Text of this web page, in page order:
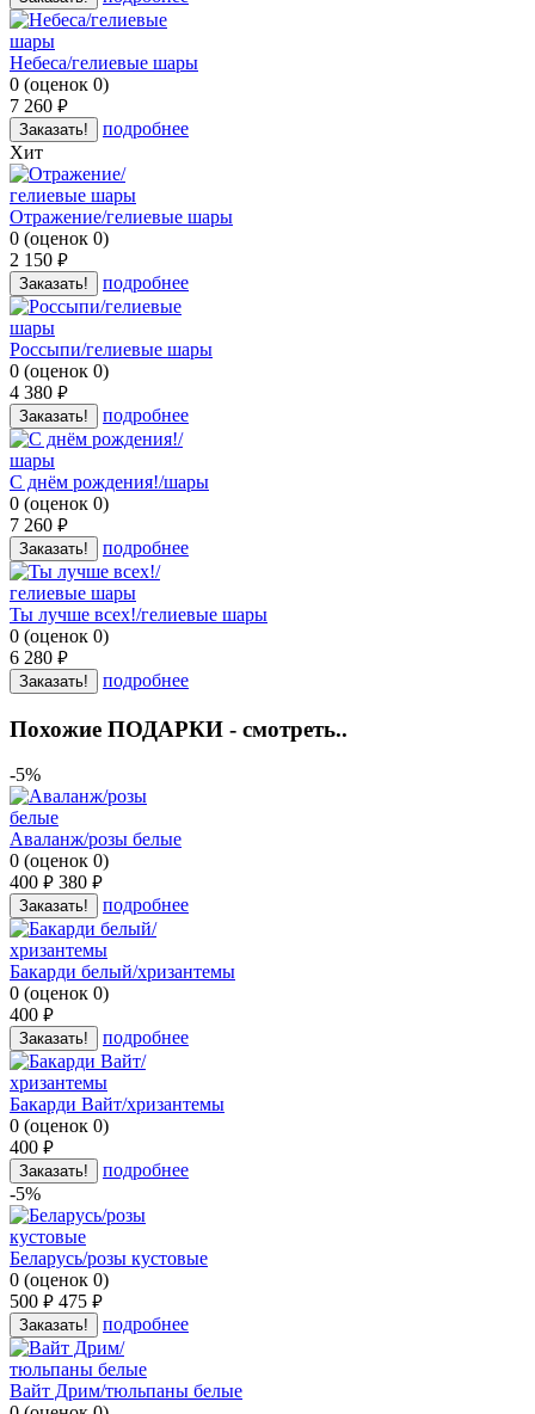
Небеса/гелиевые шары
0 (оценок 0)
7 260 руб.
Заказать!
подробнее
Хит
Отражение/гелиевые шары
0 (оценок 0)
2 150 руб.
Заказать! подробнее
Россыпи/гелиевые шары
0 (оценок 0)
4 380 руб.
Заказать! подробнее
С днём рождения!/шары
0 (оценок 0)
7 260 руб.
Заказать! подробнее
Ты лучше всех!/гелиевые шары
0 (оценок 0)
6 280 руб.
Заказать! подробнее
Похожие ПОДАРКИ - смотреть..
-5%
Аваланж/розы белые
0 (оценок 0)
400 руб. 380 руб.
Заказать! подробнее
Бакарди белый/хризантемы
0 (оценок 0)
400 руб.
Заказать! подробнее
Бакарди Вайт/хризантемы
0 (оценок 0)
400 руб.
Заказать!
подробнее
-5%
Беларусь/розы кустовые
0 (оценок 0)
500 руб. 475 руб.
Заказать! подробнее
Вайт Дрим/тюльпаны белые